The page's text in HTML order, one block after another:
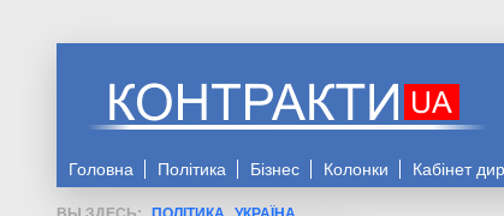
Головна Політика Бізнес Колонки Кабінет